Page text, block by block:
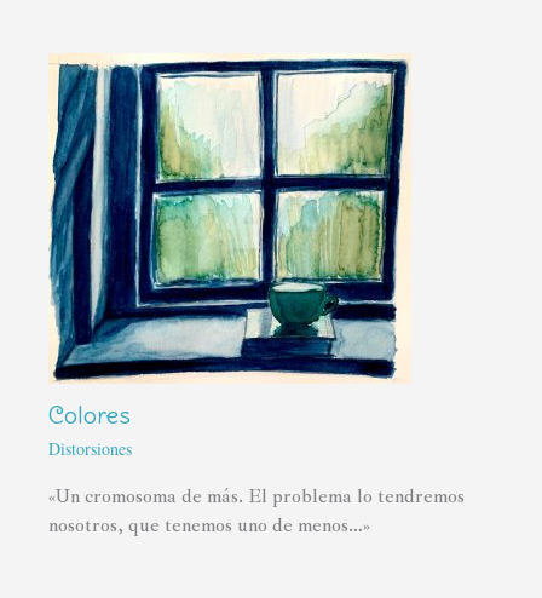
Colores
Distorsiones
«Un cromosoma de más. El problema lo tendremos
nosotros, que tenemos uno de menos…»